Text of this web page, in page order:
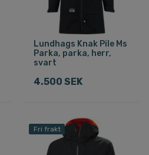
Lundhags Knak Pile Ms
Parka, parka, herr,
svart
4.500 SEK
Fri frakt